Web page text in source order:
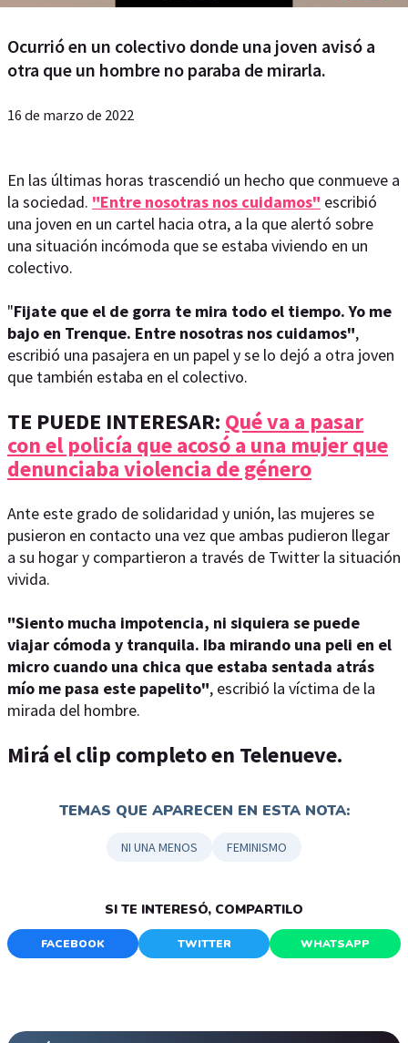
Ocurrió en un colectivo donde una joven avisó a
otra que un hombre no paraba de mirarla.
16 de marzo de 2022
En las últimas horas trascendió un hecho que conmueve a
la sociedad. "Entre nosotras nos cuidamos" escribió
una joven en un cartel hacia otra, a la que alertó sobre
una situación incómoda que se estaba viviendo en un
colectivo.
"Fijate que el de gorra te mira todo el tiempo. Yo me
bajo en Trenque. Entre nosotras nos cuidamos",
escribió una pasajera en un papel y se lo dejó a otra joven
que también estaba en el colectivo.
TE PUEDE INTERESAR: Qué va a pasar
con el policía que acosó a una mujer que
denunciaba violencia de género
Ante este grado de solidaridad y unión, las mujeres se
pusieron en contacto una vez que ambas pudieron llegar
a su hogar y compartieron a través de Twitter la situación
vivida.
"Siento mucha impotencia, ni siquiera se puede
viajar cómoda y tranquila. Iba mirando una peli en el
micro cuando una chica que estaba sentada atrás
mío me pasa este papelito", escribió la víctima de la
mirada del hombre.
Mirá el clip completo en Telenueve.
TEMAS QUE APARECEN EN ESTA NOTA:
NI UNA MENOS FEMINISMO
SI TE INTERESÓ, COMPARTILO
FACEBOOK TWITTER WHATSAPP